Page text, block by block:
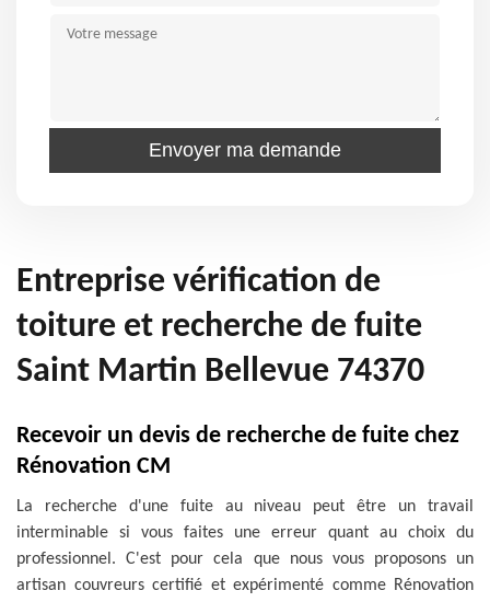
Entreprise vérification de
toiture et recherche de fuite
Saint Martin Bellevue 74370
Recevoir un devis de recherche de fuite chez
Rénovation CM
La recherche d'une fuite au niveau peut être un travail
interminable si vous faites une erreur quant au choix du
professionnel. C'est pour cela que nous vous proposons un
artisan couvreurs certifié et expérimenté comme Rénovation